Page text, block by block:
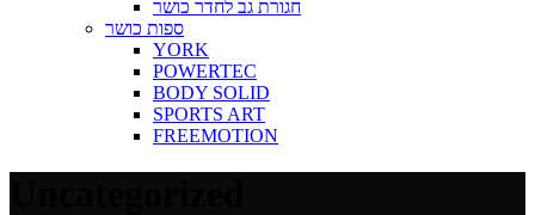
חגורת גב לחדר כושר
ספות כושר
YORK
POWERTEC
BODY SOLID
SPORTS ART
FREEMOTION